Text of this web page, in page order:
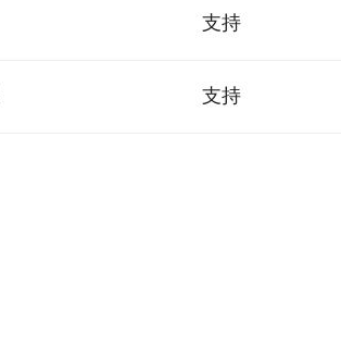
支持
支持